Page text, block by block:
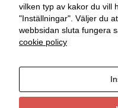
vilken typ av kakor du vill
"Inställningar". Väljer du
webbsidan sluta fungera
cookie policy